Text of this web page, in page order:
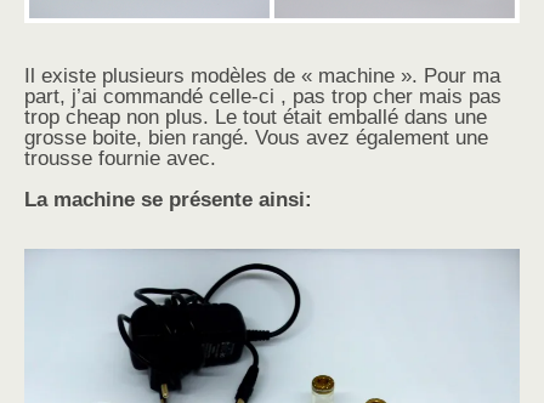
Il existe plusieurs modèles de « machine ». Pour ma
part, j’ai commandé celle-ci , pas trop cher mais pas
trop cheap non plus. Le tout était emballé dans une
grosse boite, bien rangé. Vous avez également une
trousse fournie avec.
La machine se présente ainsi: